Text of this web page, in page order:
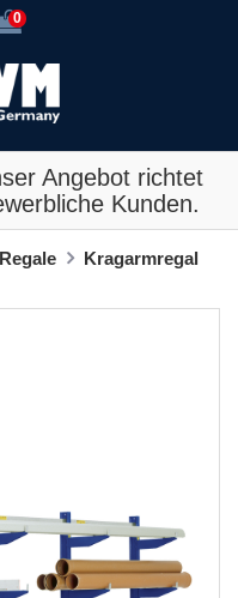
0
Angebot richtet
Kunden.
Regale Kragarmregal